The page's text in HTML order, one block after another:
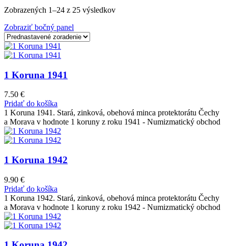
Zobrazených 1–24 z 25 výsledkov
Zobraziť bočný panel
1 Koruna 1941
7.50 €
Pridať do košíka
1 Koruna 1941. Stará, zinková, obehová minca protektorátu Čechy
a Morava v hodnote 1 koruny z roku 1941 - Numizmatický obchod
1 Koruna 1942
9.90 €
Pridať do košíka
1 Koruna 1942. Stará, zinková, obehová minca protektorátu Čechy
a Morava v hodnote 1 koruny z roku 1942 - Numizmatický obchod